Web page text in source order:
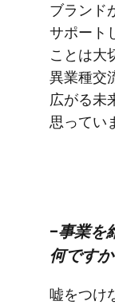
ブランド
サポート
ことは​大
異業種交
広がる​未
思ってい
–事業を​
何です
嘘を​つけ